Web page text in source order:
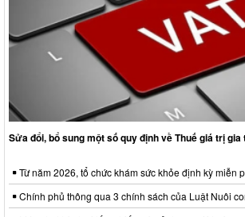
Sửa đổi, bổ sung một số quy định về Thuế giá trị gia
Từ năm 2026, tổ chức khám sức khỏe định kỳ miễn
Chính phủ thông qua 3 chính sách của Luật Nuôi